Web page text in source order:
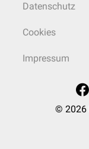
Datenschutz
Cookies
Impressum
© 2026